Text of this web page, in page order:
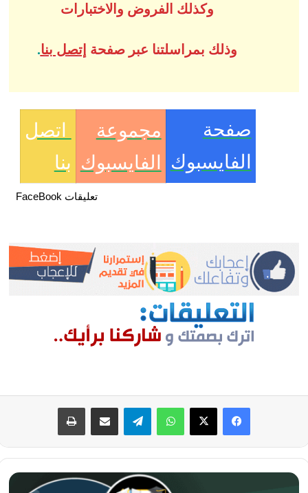
وكذلك الفروض والاختبارات
وذلك بمراسلتنا عبر صفحة إتصل بنا.
صفحة
الفايسبوك
مجموعة
الفايسبوك
اتصل
بنا
تعليقات FaceBook
فيسبوك
‫X واتسابتيلقراممشاركة عبر البريد طباعة
درس